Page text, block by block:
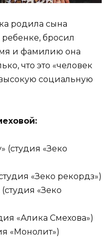
родила сына
ребенке, бросил
и фамилию она
что это «человек
социальную
(студия «Зеко
«Зеко рекордз»)
«Зеко
«Алика Смехова»)
«Монолит»)